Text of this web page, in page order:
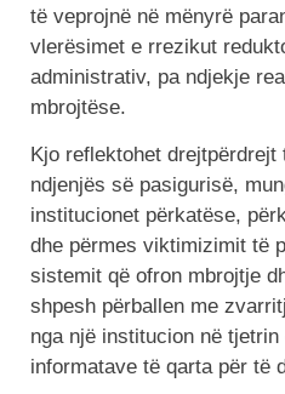
të veprojnë në mënyrë
vlerësimet e rrezikut
administrativ, pa ndjekje
mbrojtëse.
Kjo reflektohet
ndjenjës së pasigurisë,
institucionet përkatëse,
dhe përmes viktimizimit të
sistemit që ofron mbrojtje
shpesh përballen me
nga një institucion në
informatave të qarta për të